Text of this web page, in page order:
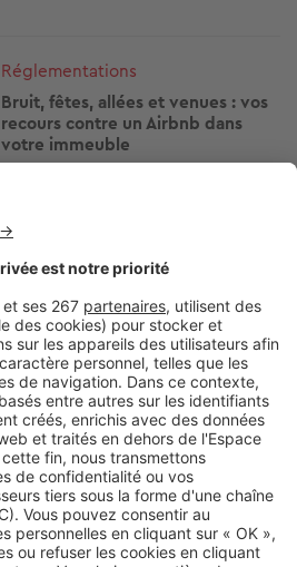
Réglementations
Bruit, fêtes, allées et venues : vos
recours contre un Airbnb dans
votre immeuble
Réglementations
Arrosage, piscine, lavage de
voiture : quelles restrictions d'eau
près de chez vous ?
Réglementations
Vous plantez une haie ? Ces
essences peuvent vous éviter
bien des problèmes avec le
voisinage